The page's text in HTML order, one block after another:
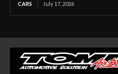
CARS July 17, 2026